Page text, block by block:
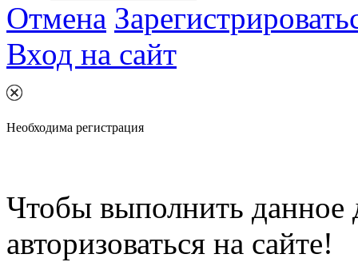
Отмена
Вход на сайт
Необходима регистрация
Чтобы выполнить данное
авторизоваться на сайте!